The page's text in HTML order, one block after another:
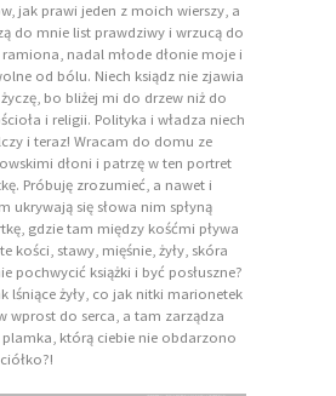
jak prawi jeden z moich wierszy, a
do mnie list prawdziwy i wrzucą do
nadal młode dłonie moje i
od bólu. Niech ksiądz nie zjawia
bo bliżej mi do drzew niż do
i religii. Polityka i władza niech
i teraz! Wracam do domu ze
dłoni i patrzę w ten portret
Próbuję zrozumieć, a nawet i
ukrywają się słowa nim spłyną
gdzie tam między kośćmi pływa
kości, stawy, mięśnie, żyły, skóra
pochwycić książki i być posłuszne?
lśniące żyły, co jak nitki marionetek
wprost do serca, a tam zarządza
którą ciebie nie obdarzono